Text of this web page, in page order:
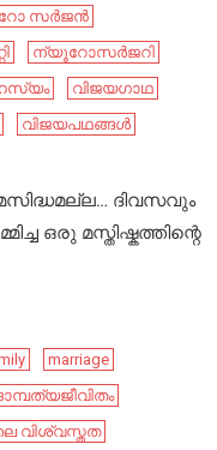
സർജൻ
ന്യൂറോസർജറി
വിജയഗാഥ
വിജയപഥങ്ങൾ
ദിവസവും
ഒരു മസ്തിഷ്കത്തിന്റെ
marriage
വിശ്വസ്തത